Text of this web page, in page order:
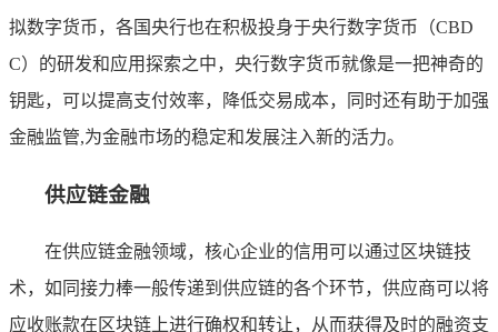
拟数字货币，各国央行也在积极投身于央行数字货币（CBD
C）的研发和应用探索之中，央行数字货币就像是一把神奇的
钥匙，可以提高支付效率，降低交易成本，同时还有助于加强
金融监管,为金融市场的稳定和发展注入新的活力。
供应链金融
在供应链金融领域，核心企业的信用可以通过区块链技
术，如同接力棒一般传递到供应链的各个环节，供应商可以将
应收账款在区块链上进行确权和转让，从而获得及时的融资支